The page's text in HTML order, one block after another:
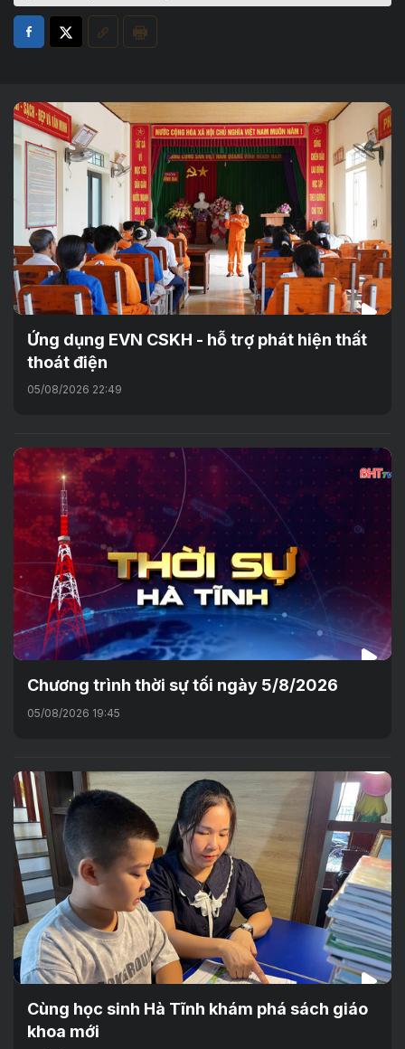
Ứng dụng EVN CSKH - hỗ trợ phát hiện thất
thoát điện
05/08/2026 22:49
Chương trình thời sự tối ngày 5/8/2026
05/08/2026 19:45
Cùng học sinh Hà Tĩnh khám phá sách giáo
khoa mới